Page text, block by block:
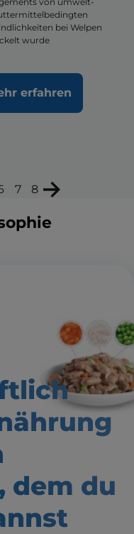
bei Welpen
wurde
erfahren
7 8
dem du